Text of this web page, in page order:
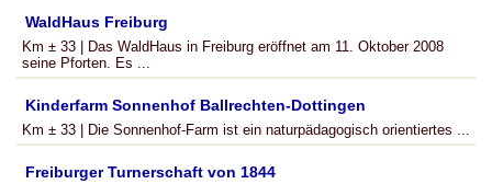
WaldHaus Freiburg
Km ± 33 | Das WaldHaus in Freiburg eröffnet am 11. Oktober 2008
seine Pforten. Es ...
Kinderfarm Sonnenhof Ballrechten-Dottingen
Km ± 33 | Die Sonnenhof-Farm ist ein naturpädagogisch orientiertes ...
Freiburger Turnerschaft von 1844